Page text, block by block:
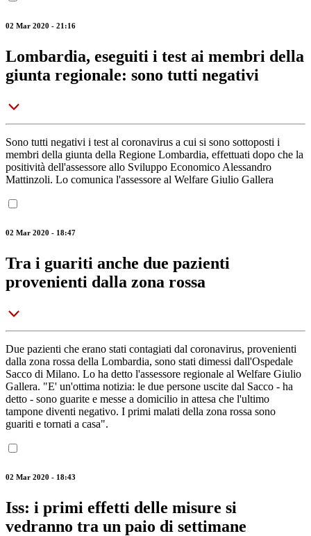
02 Mar 2020 - 21:16
Lombardia, eseguiti i test ai membri della
giunta regionale: sono tutti negativi
Sono tutti negativi i test al coronavirus a cui si sono sottoposti i
membri della giunta della Regione Lombardia, effettuati dopo che la
positività dell'assessore allo Sviluppo Economico Alessandro
Mattinzoli. Lo comunica l'assessore al Welfare Giulio Gallera
02 Mar 2020 - 18:47
Tra i guariti anche due pazienti
provenienti dalla zona rossa
Due pazienti che erano stati contagiati dal coronavirus, provenienti
dalla zona rossa della Lombardia, sono stati dimessi dall'Ospedale
Sacco di Milano. Lo ha detto l'assessore regionale al Welfare Giulio
Gallera. "E' un'ottima notizia: le due persone uscite dal Sacco - ha
detto - sono guarite e messe a domicilio in attesa che l'ultimo
tampone diventi negativo. I primi malati della zona rossa sono
guariti e tornati a casa".
02 Mar 2020 - 18:43
Iss: i primi effetti delle misure si
vedranno tra un paio di settimane